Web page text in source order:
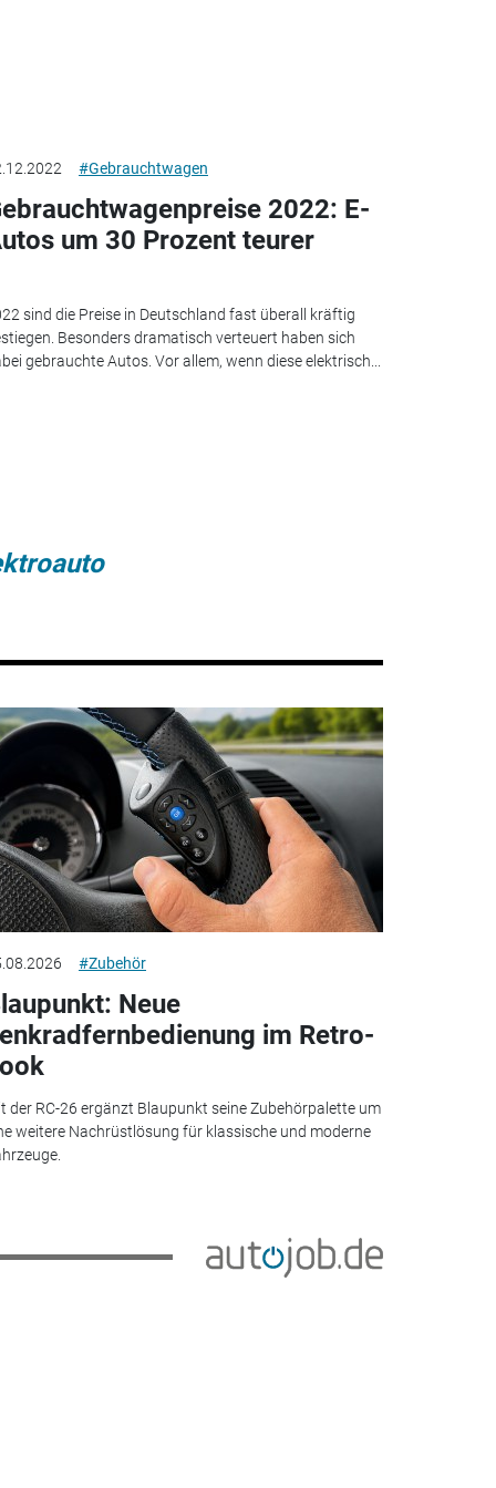
#Gebrauchtwagen
2022: E-
um 30 Prozent teurer
sind die Preise in Deutschland fast überall kräftig
Besonders dramatisch verteuert haben sich
gebrauchte Autos. Vor allem, wenn diese elektrisch...
#Zubehör
Neue
im Retro-
der RC-26 ergänzt Blaupunkt seine Zubehörpalette um
weitere Nachrüstlösung für klassische und moderne